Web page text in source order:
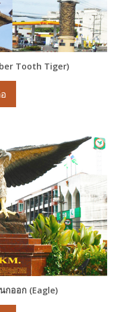
Tooth Tiger)
กออก (Eagle)